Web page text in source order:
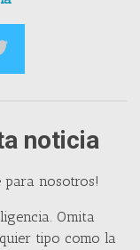
noticia
para nosotros!
Omita
tipo como la